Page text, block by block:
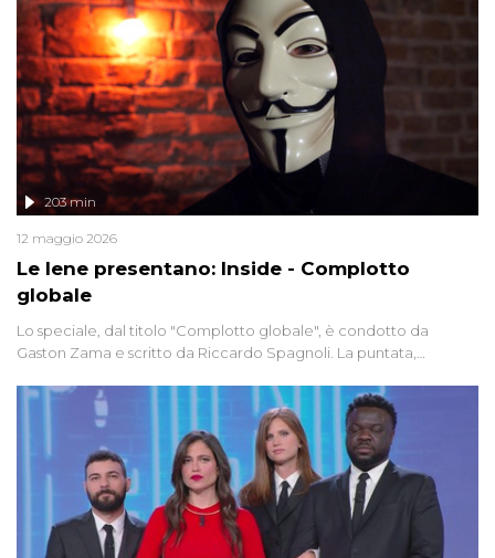
Le Iene presentano: Inside - Complotto
globale
203 min
12 maggio 2026
Lo speciale, dal titolo "Complotto globale", è condotto da
Gaston Zama e scritto da Riccardo Spagnoli. La puntata,
racconta l'universo delle narrazioni alternative, dei sospetti
globali e del complottismo che negli ultimi anni hanno invaso
social network, talk show, piazze digitali e immaginario collettivo.